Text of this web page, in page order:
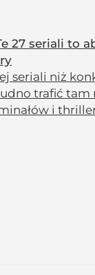
27 seriali to
seriali niż
trafić tam
i